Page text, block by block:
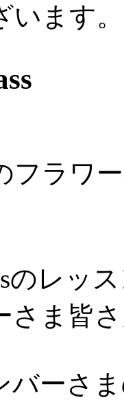
ます。
フラワ
のレッ
ま皆
バーさ